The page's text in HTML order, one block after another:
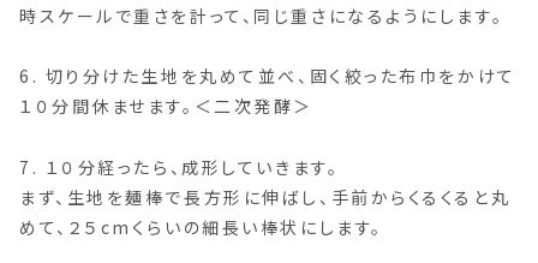
時スケールで重さを計って、同じ重さになるようにします。
6. 切り分けた生地を丸めて並べ、固く絞った布巾をかけて
１０分間休ませます。＜二次発酵＞
7. １０分経ったら、成形していきます。
まず、生地を麺棒で長方形に伸ばし、手前からくるくると丸
めて、２５cmくらいの細長い棒状にします。